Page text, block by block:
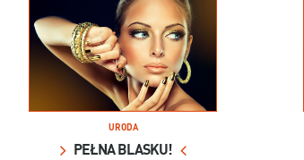
URODA
PEŁNA BLASKU!